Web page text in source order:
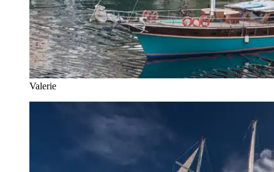
Valerie